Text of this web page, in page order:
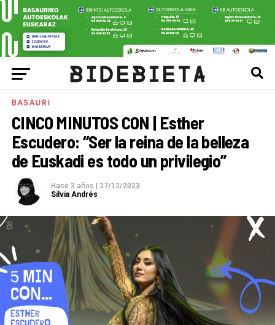
BASAURI
CINCO MINUTOS CON | Esther
Escudero: “Ser la reina de la belleza
de Euskadi es todo un privilegio”
Hace 3 años
27/12/2023
Silvia Andrés